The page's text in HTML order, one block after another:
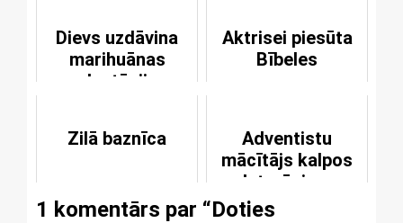
Dievs uzdāvina
marihuānas
plantāciju
Aktrisei piesūta
Bībeles
Zilā baznīca
Adventistu
mācītājs kalpos
luterāņiem
1 komentārs par “Doties